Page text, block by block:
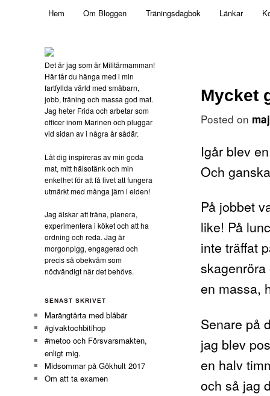
Militärmamman
Skip to primary content
Hem Om Bloggen Träningsdagbok Länkar
Mycket
Posted on
Igår blev
Och
På jobbet
like! På
inte träffat
en massa,
Senare på
jag blev
en halv
och så jag
Det är jag som är Militärmamman!
Här får du hänga med i min
fartfyllda värld med småbarn,
jobb, träning och massa god mat.
Jag heter Frida och arbetar som
officer inom Marinen och pluggar
vid sidan av i några år sådär.
Låt dig inspireras av min goda
mat, mitt hälsotänk och min
enkelhet för att få livet att fungera
utmärkt med många järn i elden!
Jag älskar att träna, planera,
experimentera i köket och att ha
ordning och reda. Jag är
morgonpigg, engagerad och
precis så obekväm som
nödvändigt när det behövs.
SENAST SKRIVET
Marängtårta med blåbär
#givaktochbitihop
#metoo och Försvarsmakten,
enligt mig.
Midsommar på Gökhult 2017
Om att ta examen